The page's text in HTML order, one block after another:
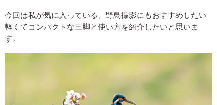
今回は私が気に入っている、野鳥撮影にもおすすめしたい
軽くてコンパクトな三脚と使い方を紹介したいと思いま
す。